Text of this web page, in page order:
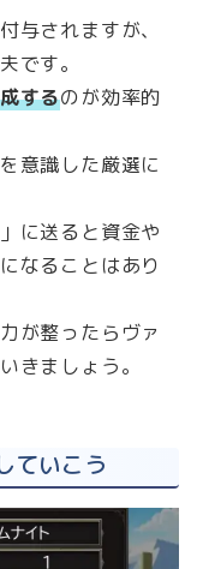
与されますが、
です。
するのが効率的
意識した厳選に
に送ると資金や
なることはあり
が整ったらヴァ
きましょう。
ていこう